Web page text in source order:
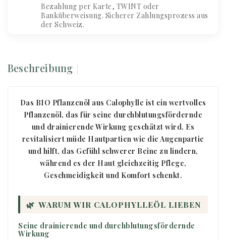
Bezahlung per Karte, TWINT oder
Banküberweisung. Sicherer Zahlungsprozess aus
der Schweiz.
Beschreibung
Das BIO Pflanzenöl aus Calophylle ist ein wertvolles
Pflanzenöl, das für seine durchblutungsfördernde
und drainierende Wirkung geschätzt wird. Es
revitalisiert müde Hautpartien wie die Augenpartie
und hilft, das Gefühl schwerer Beine zu lindern,
während es der Haut gleichzeitig Pflege,
Geschmeidigkeit und Komfort schenkt.
🌿 WARUM WIR CALOPHYLLEÖL LIEBEN
Seine drainierende und durchblutungsfördernde
Wirkung